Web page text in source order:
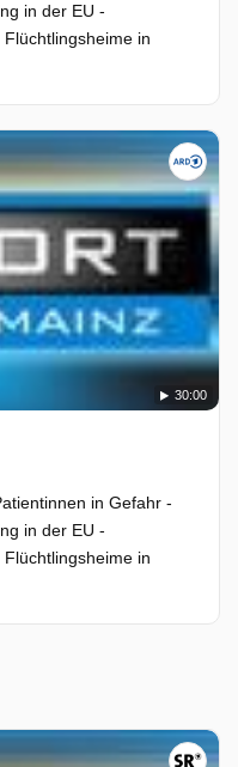
in der EU -
in
30:00
in Gefahr -
in der EU -
in